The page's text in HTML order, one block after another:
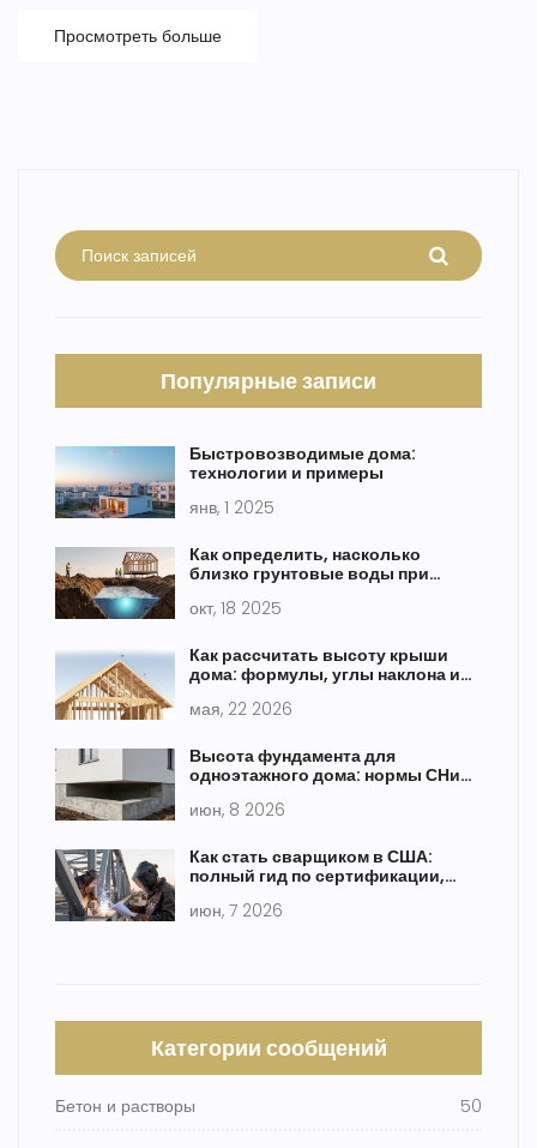
Просмотреть больше
Популярные записи
Быстровозводимые дома:
технологии и примеры
янв, 1 2025
Как определить, насколько
близко грунтовые воды при
окт, 18 2025
Как рассчитать высоту крыши
дома: формулы, углы наклона и
мая, 22 2026
Высота фундамента для
одноэтажного дома: нормы СНиП
июн, 8 2026
Как стать сварщиком в США:
полный гид по сертификации,
июн, 7 2026
Категории сообщений
Бетон и растворы 50